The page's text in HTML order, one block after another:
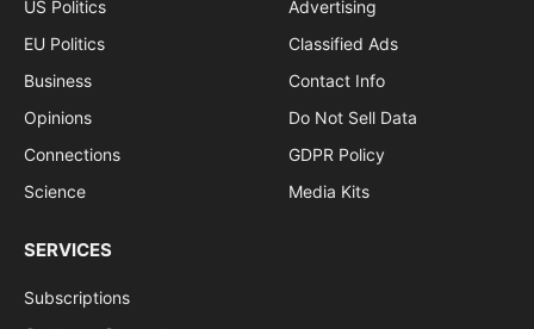
US Politics
EU Politics
Business
Opinions
Connections
Science
Advertising
Classified Ads
Contact Info
Do Not Sell Data
GDPR Policy
Media Kits
SERVICES
Subscriptions